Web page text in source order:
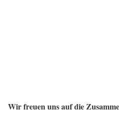
Wir freuen uns auf die